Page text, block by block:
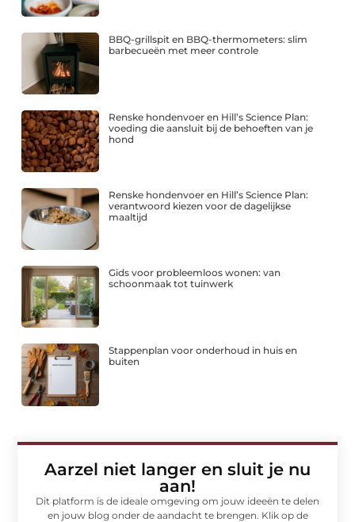
BBQ-grillspit en BBQ-thermometers: slim
barbecueën met meer controle
Renske hondenvoer en Hill’s Science Plan:
voeding die aansluit bij de behoeften van je
hond
Renske hondenvoer en Hill’s Science Plan:
verantwoord kiezen voor de dagelijkse
maaltijd
Gids voor probleemloos wonen: van
schoonmaak tot tuinwerk
Stappenplan voor onderhoud in huis en
buiten
Aarzel niet langer en sluit je nu
aan!
Dit platform is de ideale omgeving om jouw ideeën te delen
en jouw blog onder de aandacht te brengen. Klik op de